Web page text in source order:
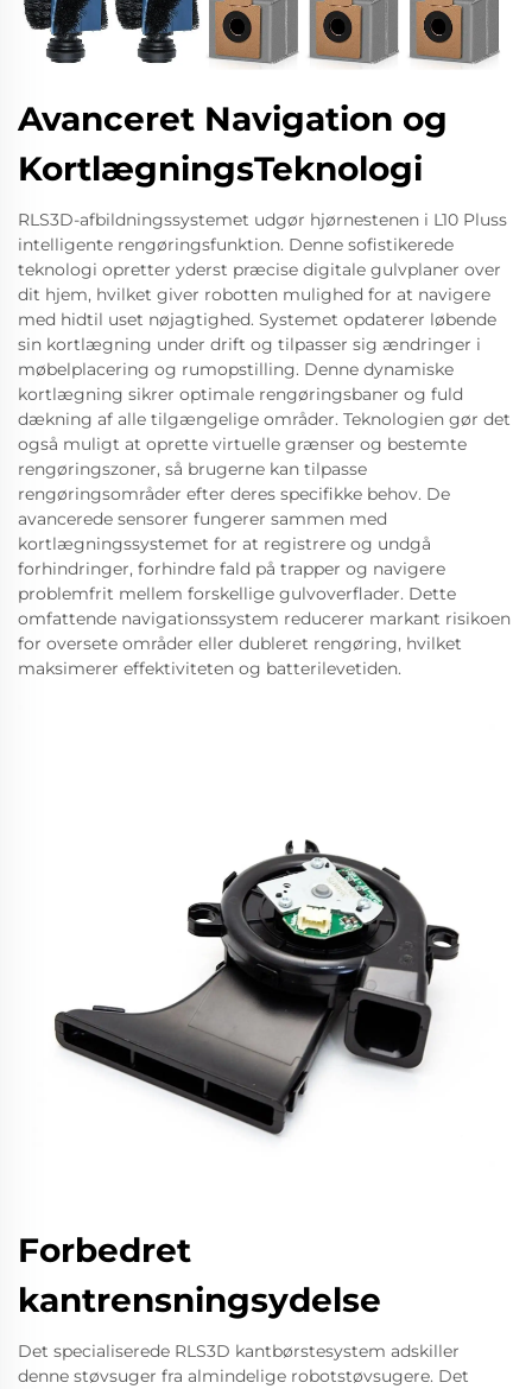
Avanceret Navigation og
KortlægningsTeknologi
RLS3D-afbildningssystemet udgør hjørnestenen i L10 Pluss
intelligente rengøringsfunktion. Denne sofistikerede
teknologi opretter yderst præcise digitale gulvplaner over
dit hjem, hvilket giver robotten mulighed for at navigere
med hidtil uset nøjagtighed. Systemet opdaterer løbende
sin kortlægning under drift og tilpasser sig ændringer i
møbelplacering og rumopstilling. Denne dynamiske
kortlægning sikrer optimale rengøringsbaner og fuld
dækning af alle tilgængelige områder. Teknologien gør det
også muligt at oprette virtuelle grænser og bestemte
rengøringszoner, så brugerne kan tilpasse
rengøringsområder efter deres specifikke behov. De
avancerede sensorer fungerer sammen med
kortlægningssystemet for at registrere og undgå
forhindringer, forhindre fald på trapper og navigere
problemfrit mellem forskellige gulvoverflader. Dette
omfattende navigationssystem reducerer markant risikoen
for oversete områder eller dubleret rengøring, hvilket
maksimerer effektiviteten og batterilevetiden.
Forbedret
kantrensningsydelse
Det specialiserede RLS3D kantbørstesystem adskiller
denne støvsuger fra almindelige robotstøvsugere. Det